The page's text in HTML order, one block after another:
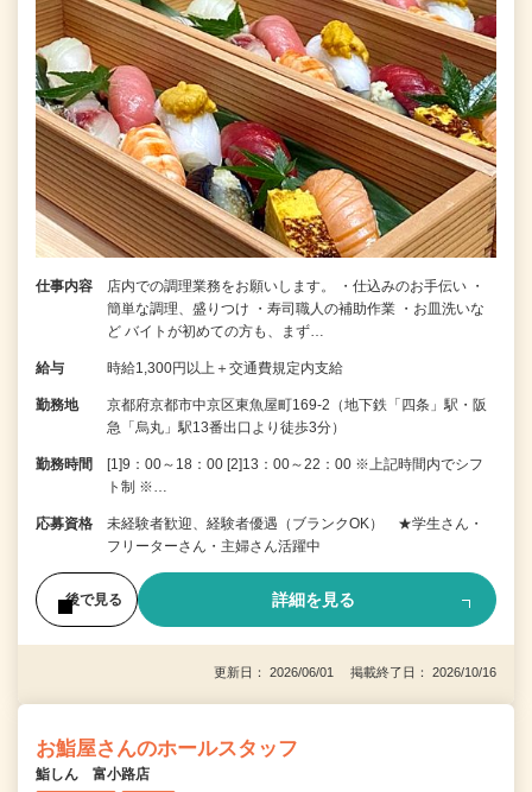
仕事内容
店内での調理業務をお願いします。 ・仕込みのお手伝い ・
簡単な調理、盛りつけ ・寿司職人の補助作業 ・お皿洗いな
ど バイトが初めての方も、まず…
給与 時給1,300円以上＋交通費規定内支給
勤務地
京都府京都市中京区東魚屋町169-2（地下鉄「四条」駅・阪
急「烏丸」駅13番出口より徒歩3分）
勤務時間
[1]9：00～18：00 [2]13：00～22：00 ※上記時間内でシフ
ト制 ※…
応募資格
未経験者歓迎、経験者優遇（ブランクOK） ★学生さん・
フリーターさん・主婦さん活躍中
後で見る 詳細を見る
更新日： 2026/06/01 掲載終了日： 2026/10/16
お鮨屋さんのホールスタッフ
鮨しん 富小路店